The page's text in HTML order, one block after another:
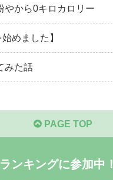
やから0キロカロリー
めました】
みた話
PAGE TOP
ンキングに参加中！